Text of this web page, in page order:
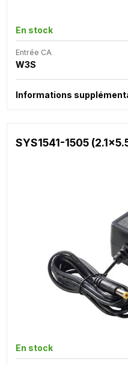
En stock
Entrée CA
W3S
Informations
SYS1541-1505
En stock